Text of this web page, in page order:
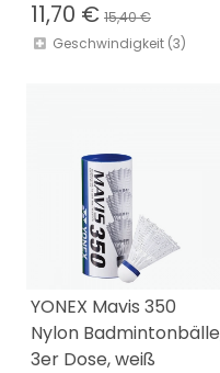
11,70 € 15,40 €
Geschwindigkeit (3)
YONEX Mavis 350
Nylon
3er Dose, weiß